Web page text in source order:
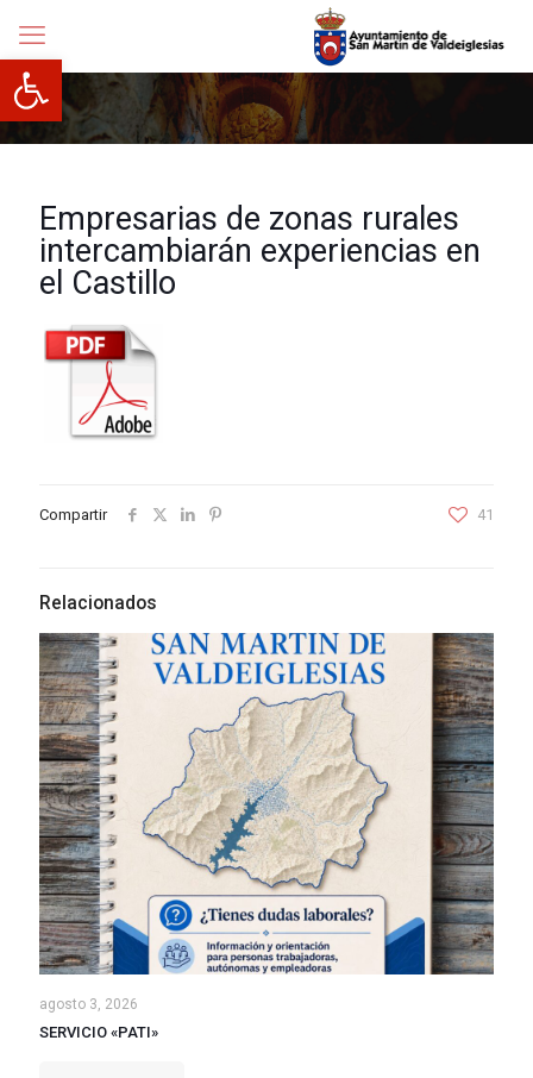
Abrir barra de herramientas
Empresarias de zonas rurales
intercambiarán experiencias en
el Castillo
Compartir 41
Relacionados
agosto 3, 2026
SERVICIO «PATI»